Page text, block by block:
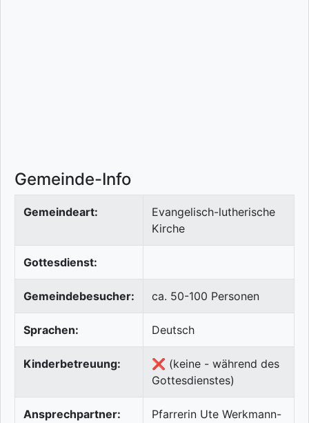
Gemeinde-Info
Gemeindeart:
Evangelisch-lutherische
Kirche
Gottesdienst:
Gemeindebesucher: ca. 50-100 Personen
Sprachen: Deutsch
Kinderbetreuung:
❌ (keine - während des
Gottesdienstes)
Ansprechpartner:
Pfarrerin Ute Werkmann-